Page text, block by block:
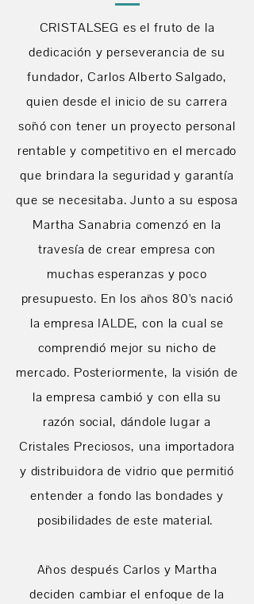
CRISTALSEG es el fruto de la
dedicación y perseverancia de su
fundador, Carlos Alberto Salgado,
quien desde el inicio de su carrera
soñó con tener un proyecto personal
rentable y competitivo en el mercado
que brindara la seguridad y garantía
que se necesitaba. Junto a su esposa
Martha Sanabria comenzó en la
travesía de crear empresa con
muchas esperanzas y poco
presupuesto. En los años 80's nació
la empresa IALDE, con la cual se
comprendió mejor su nicho de
mercado. Posteriormente, la visión de
la empresa cambió y con ella su
razón social, dándole lugar a
Cristales Preciosos, una importadora
y distribuidora de vidrio que permitió
entender a fondo las bondades y
posibilidades de este material.
Años después Carlos y Martha
deciden cambiar el enfoque de la